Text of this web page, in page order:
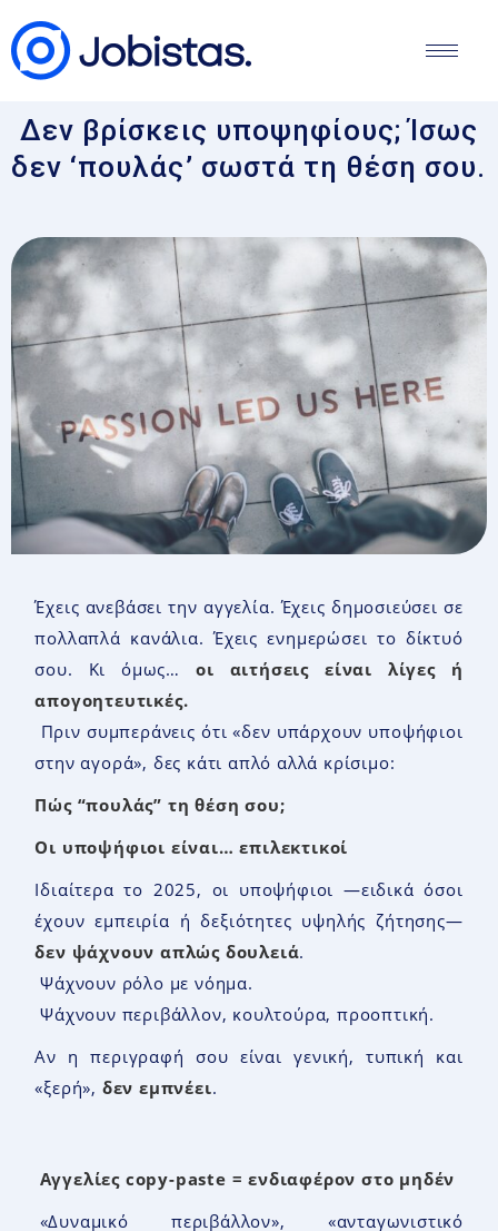
Δεν βρίσκεις υποψηφίους; Ίσως
δεν ‘πουλάς’ σωστά τη θέση σου.
Έχεις ανεβάσει την αγγελία. Έχεις δημοσιεύσει σε
πολλαπλά κανάλια. Έχεις ενημερώσει το δίκτυό
σου. Κι όμως…οι αιτήσεις είναι λίγες ή
απογοητευτικές.
Πριν συμπεράνεις ότι «δεν υπάρχουν υποψήφιοι
στην αγορά», δες κάτι απλό αλλά κρίσιμο:
Πώς “πουλάς” τη θέση σου;
Οι υποψήφιοι είναι…επιλεκτικοί
Ιδιαίτερα το 2025, οι υποψήφιοι —ειδικά όσοι
έχουν εμπειρία ή δεξιότητες υψηλής ζήτησης—
δεν ψάχνουν απλώς δουλειά.
Ψάχνουν ρόλο με νόημα.
Ψάχνουν περιβάλλον, κουλτούρα, προοπτική.
Αν η περιγραφή σου είναι γενική, τυπική και
«ξερή», δεν εμπνέει.
Αγγελίες copy-paste =ενδιαφέρον στο μηδέν
«Δυναμικό περιβάλλον», «ανταγωνιστικό